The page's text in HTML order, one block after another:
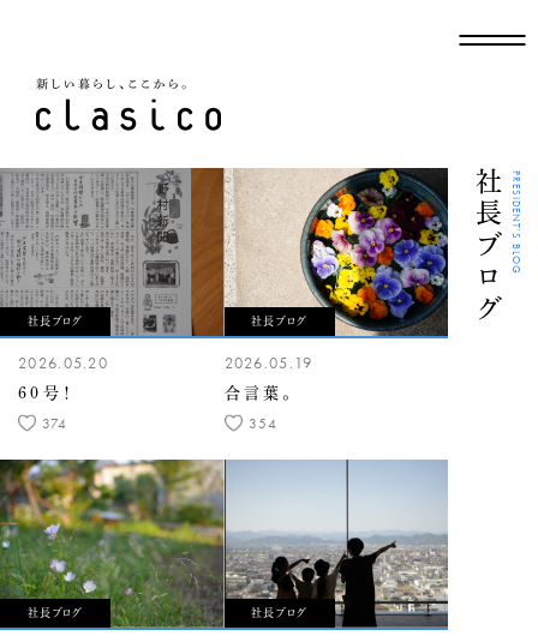
社長ブログPRESIDENT'S BLOG
社長ブログ
2026.05.20
60号！
374
社長ブログ
2026.05.19
合言葉。
354
社長ブログ 社長ブログ